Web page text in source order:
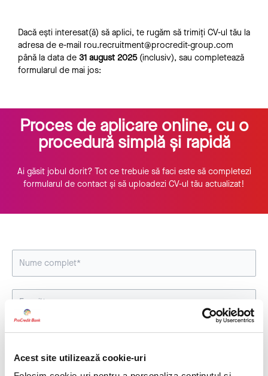
Acest site utilizează cookie-uri
Dacă ești interesat(ă) să aplici, te rugăm să trimiți CV-ul tău la
adresa de e-mail rou.recruitment@procredit-group.com
până la data de 31 august 2025(inclusiv), sau completează
formularul de mai jos:
Proces de aplicare online, cu o
procedură simplă și rapidă
Ai găsit jobul dorit? Tot ce trebuie să faci este să completezi
formularul de contact și să uploadezi CV-ul tău actualizat!